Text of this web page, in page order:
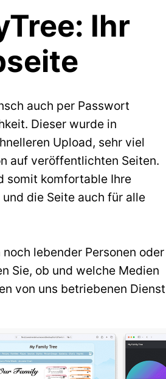
Ihr
auch per Passwort
Dieser wurde in
Upload, sehr viel
auf veröffentlichten Seiten.
somit komfortable Ihre
die Seite auch für alle
lebender Personen oder
Sie, ob und welche Medien
von uns betriebenen Dienst